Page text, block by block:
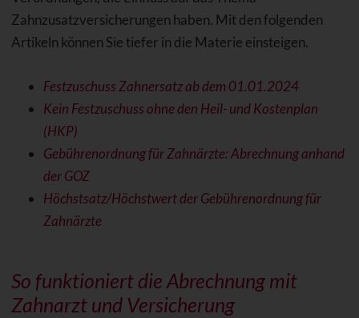
Zahnzusatzversicherungen haben. Mit den folgenden
Artikeln können Sie tiefer in die Materie einsteigen.
Festzuschuss Zahnersatz ab dem 01.01.2024
Kein Festzuschuss ohne den Heil- und Kostenplan
(HKP)
Gebührenordnung für Zahnärzte: Abrechnung anhand
der GOZ
Höchstsatz/Höchstwert der Gebührenordnung für
Zahnärzte
So funktioniert die Abrechnung mit
Zahnarzt und Versicherung